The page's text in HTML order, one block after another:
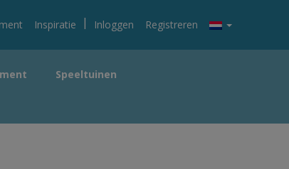
Inspiratie | Inloggen Registreren
Speeltuinen